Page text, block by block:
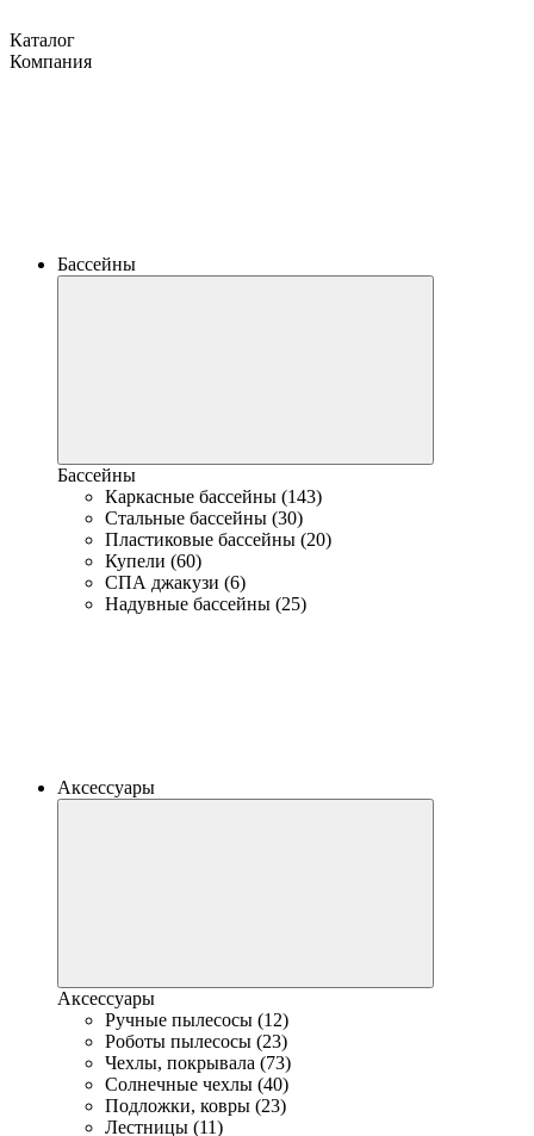
Каталог
Компания
Бассейны
Бассейны
Каркасные бассейны (143)
Стальные бассейны (30)
Пластиковые бассейны (20)
Купели (60)
СПА джакузи (6)
Надувные бассейны (25)
Аксессуары
Аксессуары
Ручные пылесосы (12)
Роботы пылесосы (23)
Чехлы, покрывала (73)
Солнечные чехлы (40)
Подложки, ковры (23)
Лестницы (11)